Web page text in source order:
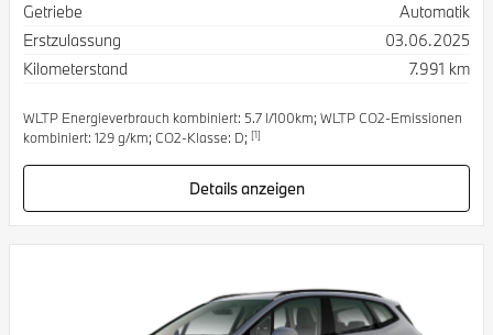
Getriebe
Automatik
Erstzulassung
03.06.2025
Kilometerstand
7.991 km
WLTP Energieverbrauch kombiniert: 5.7 l/100km; WLTP CO2-Emissionen
kombiniert: 129 g/km; CO2-Klasse: D; [1]
Details anzeigen